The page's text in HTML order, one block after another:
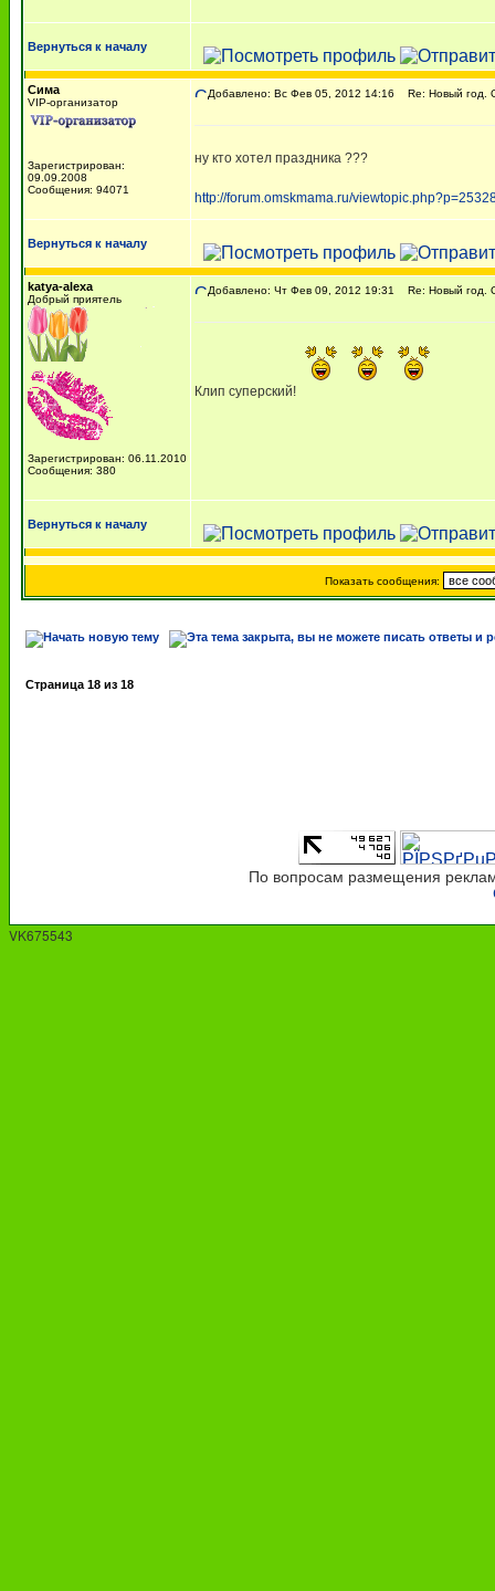
Вернуться к началу
Сима
VIP-организатор
Зарегистрирован:
09.09.2008
Сообщения: 94071
Добавлено: Вс Фев 05, 2012 14:16 Re: Новый год.
ну кто хотел праздника ???
http://forum.omskmama.ru/
Вернуться к началу
katya-alexa
Добрый приятель
Зарегистрирован: 06.11.2010
Сообщения: 380
Добавлено: Чт Фев 09, 2012 19:31 Re: Новый год.
Клип суперский!
Вернуться к началу
Показать сообщения:
Страница 18 из 18
По вопросам размещения
VK675543